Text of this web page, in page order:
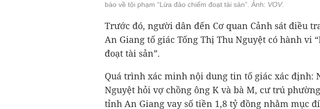
báo về tội phạm “Lừa đảo chiếm đoạt tài sản”. Ảnh: VOV.
Trước đó, người dân đến Cơ quan Cảnh sát điều
An Giang tố giác Tống Thị Thu Nguyệt có hành vi
đoạt tài sản”.
Quá trình xác minh nội dung tin tố giác xác định:
Nguyệt hỏi vợ chồng ông K và bà M, cư trú
tỉnh An Giang vay số tiền 1,8 tỷ đồng nhằm mục